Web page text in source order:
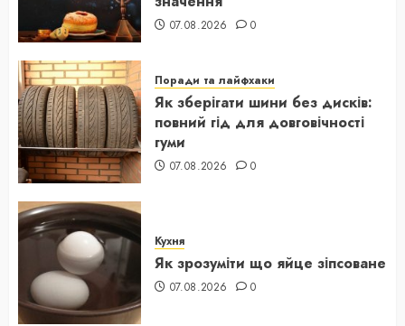
07.08.2026 0
Поради та лайфхаки
Як зберігати шини без дисків:
повний гід для довговічності
гуми
07.08.2026 0
Кухня
Як зрозуміти що яйце зіпсоване
07.08.2026 0